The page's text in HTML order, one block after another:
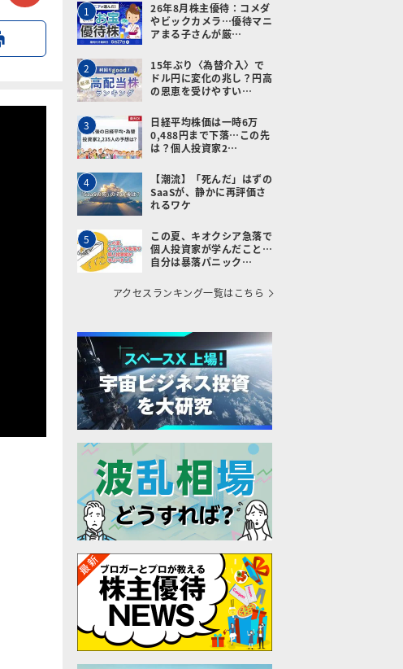
1
26年8月株主優待：コメダ
やビックカメラ…優待マニ
アまる子さんが厳…
2
15年ぶり〈為替介入〉で
ドル円に変化の兆し？円高
の恩恵を受けやすい…
3
日経平均株価は一時6万
0,488円まで下落…この先
は？個人投資家2…
4
【潮流】「死んだ」はずの
SaaSが、静かに再評価さ
れるワケ
5
この夏、キオクシア急落で
個人投資家が学んだこと…
自分は暴落パニック…
アクセスランキング一覧はこちら